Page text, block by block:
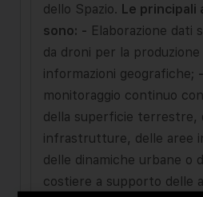
dello Spazio. Le principali
sono: - Elaborazione dati
da droni per la
informazioni geografiche; -
monitoraggio continuo
della superficie terrestre,
infrastrutture, delle aree
delle dinamiche urbane o
costiere a supporto delle